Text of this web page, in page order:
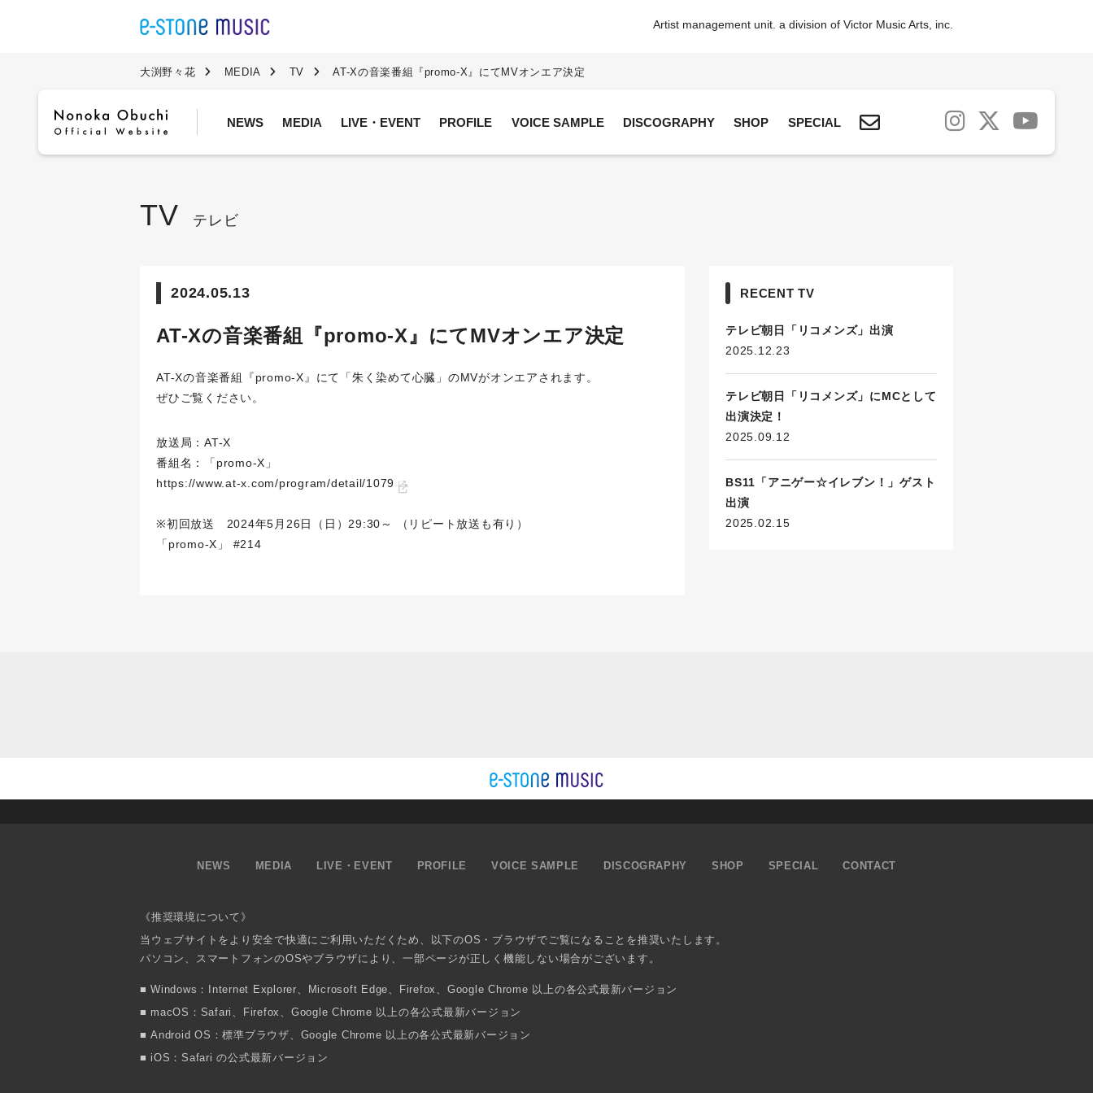
NEWS MEDIA LIVE・EVENT PROFILE VOICE SAMPLE DISCOGRAPHY SHOP SPECIAL
Artist management unit. a division of Victor Music Arts, inc.
大渕野々花 MEDIA TV AT-Xの音楽番組『promo-X』にてMVオンエア決定
TV テレビ
2024.05.13
AT-Xの音楽番組『promo-X』にてMVオンエア決定
AT-Xの音楽番組『promo-X』にて「朱く染めて心臓」のMVがオンエアされます。
ぜひご覧ください。
放送局：AT-X
番組名：「promo-X」
https://www.at-x.com/program/detail/1079
※初回放送 2024年5月26日（日）29:30～ （リピート放送も有り）
「promo-X」 #214
RECENT TV
テレビ朝日「リコメンズ」出演
2025.12.23
テレビ朝日「リコメンズ」にMCとして
出演決定！
2025.09.12
BS11「アニゲー☆イレブン！」ゲスト
出演
2025.02.15
NEWS MEDIA LIVE・EVENT PROFILE VOICE SAMPLE DISCOGRAPHY SHOP SPECIAL CONTACT
《推奨環境について》
当ウェブサイトをより安全で快適にご利用いただくため、以下のOS・ブラウザでご覧になることを推奨いたします。
パソコン、スマートフォンのOSやブラウザにより、一部ページが正しく機能しない場合がございます。
Windows：Internet Explorer、Microsoft Edge、Firefox、Google Chrome 以上の各公式最新バージョン
macOS：Safari、Firefox、Google Chrome 以上の各公式最新バージョン
Android OS：標準ブラウザ、Google Chrome 以上の各公式最新バージョン
iOS：Safari の公式最新バージョン